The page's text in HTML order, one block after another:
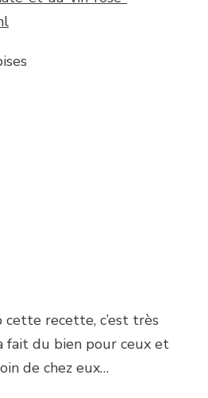
cette recette, c’est très
fait du bien pour ceux et
de chez eux…